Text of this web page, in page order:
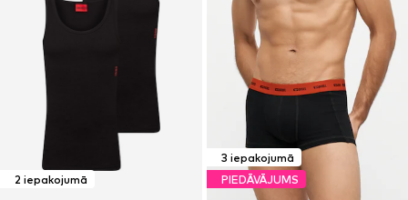
2 iepakojumā
3 iepakojumā
PIEDĀVĀJUMS